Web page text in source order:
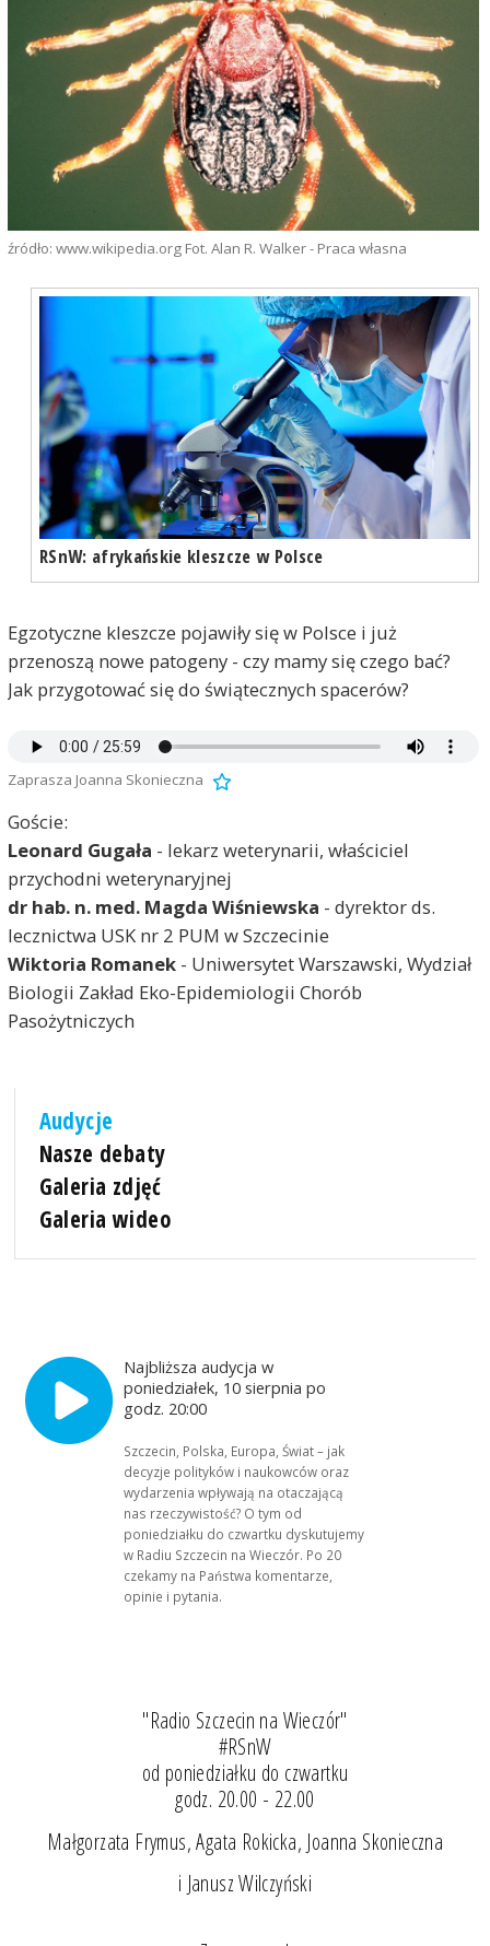
źródło: www.wikipedia.org Fot. Alan R. Walker - Praca własna
RSnW: afrykańskie kleszcze w Polsce
Egzotyczne kleszcze pojawiły się w Polsce i już
przenoszą nowe patogeny - czy mamy się czego bać?
Jak przygotować się do świątecznych spacerów?
Zaprasza Joanna Skonieczna
Goście:
Leonard Gugała - lekarz weterynarii, właściciel
przychodni weterynaryjnej
dr hab. n. med. Magda Wiśniewska - dyrektor ds.
lecznictwa USK nr 2 PUM w Szczecinie
Wiktoria Romanek- Uniwersytet Warszawski, Wydział
Biologii Zakład Eko-Epidemiologii Chorób
Pasożytniczych
Audycje
Nasze debaty
Galeria zdjęć
Galeria wideo
Najbliższa audycja w
poniedziałek, 10 sierpnia po
godz. 20:00
Szczecin, Polska, Europa, Świat – jak
decyzje polityków i naukowców oraz
wydarzenia wpływają na otaczającą
nas rzeczywistość? O tym od
poniedziałku do czwartku dyskutujemy
w Radiu Szczecin na Wieczór. Po 20
czekamy na Państwa komentarze,
opinie i pytania.
"Radio Szczecin na Wieczór"
#RSnW
od poniedziałku do czwartku
godz. 20.00 - 22.00
Małgorzata Frymus, Agata Rokicka, Joanna Skonieczna
i Janusz Wilczyński